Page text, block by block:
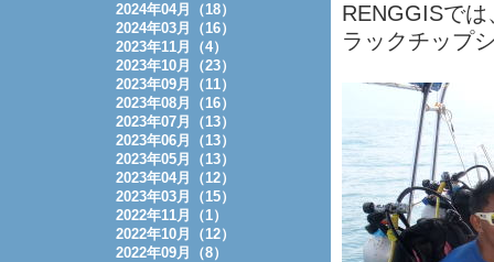
RENGGISで
ラックチップ
2024年04月（18）
2024年03月（16）
2023年11月（4）
2023年10月（23）
2023年09月（11）
2023年08月（16）
2023年07月（13）
2023年06月（13）
2023年05月（13）
2023年04月（12）
2023年03月（15）
2022年11月（1）
2022年10月（12）
2022年09月（8）